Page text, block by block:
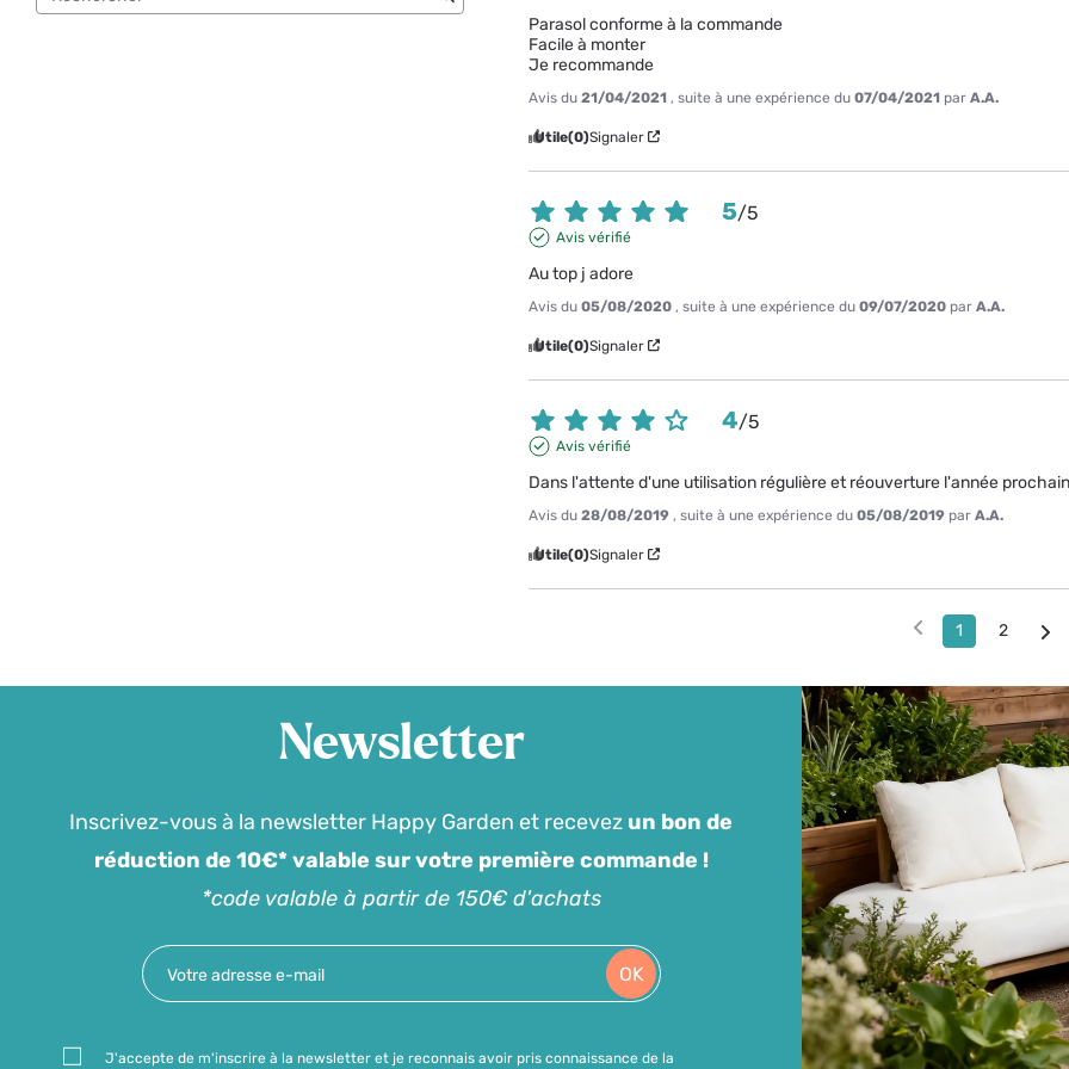
Parasol conforme à la commande
Facile à monter
Je recommande
Avis du21/04/2021 , suite à une expérience du07/04/2021 parA.A.
Utile(0)Signaler
5/5
Avis vérifié
Au top j adore
Avis du05/08/2020 , suite à une expérience du09/07/2020 parA.A.
Utile(0)Signaler
4/5
Avis vérifié
Dans l'attente d'une utilisation régulière et réouverture l'année
Avis du28/08/2019 , suite à une expérience du05/08/2019 parA.A.
Utile(0)Signaler
1 2
Newsletter
Inscrivez-vous à la newsletter Happy Garden et recevez un bon de
réduction de 10€* valable sur votre première commande !
*code valable à partir de 150€ d'achats
OK
J'accepte de m'inscrire à la newsletter et je reconnais avoir pris connaissance de la